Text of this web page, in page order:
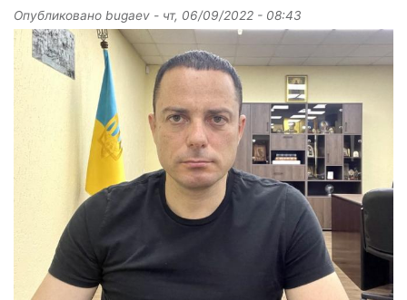
Опубликовано bugaev - чт, 06/09/2022 - 08:43